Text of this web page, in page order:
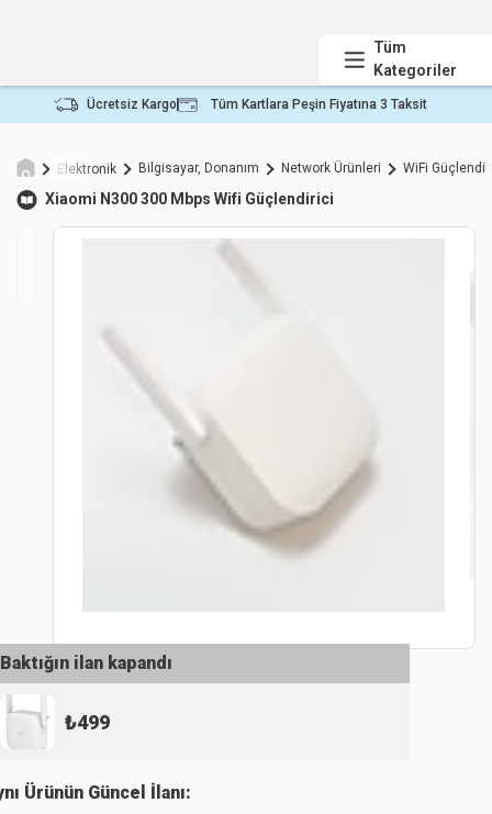
Tüm
Kategoriler
Ücretsiz Kargo Tüm Kartlara Peşin Fiyatına 3 Taksit
Elektronik Bilgisayar, Donanım Network Ürünleri WiFi
Xiaomi N300 300 Mbps Wifi Güçlendirici
Baktığın ilan kapandı
₺499
Ürünün Güncel İlanı: